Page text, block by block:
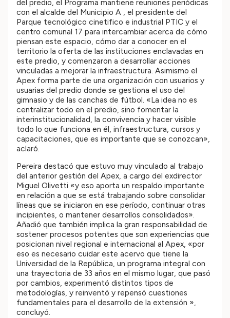
del predio, el Programa mantiene reuniones periódicas
con el alcalde del Municipio A , el presidente del
Parque tecnológico cinetifico e industrial PTIC y el
centro comunal 17 para intercambiar acerca de cómo
piensan este espacio, cómo dar a conocer en el
territorio la oferta de las instituciones enclavadas en
este predio, y comenzaron a desarrollar acciones
vinculadas a mejorar la infraestructura. Asimismo el
Apex forma parte de una organización con usuarios y
usuarias del predio donde se gestiona el uso del
gimnasio y de las canchas de fútbol. «La idea no es
centralizar todo en el predio, sino fomentar la
interinstitucionalidad, la convivencia y hacer visible
todo lo que funciona en él, infraestructura, cursos y
capacitaciones, que es importante que se conozcan»,
aclaró.
Pereira destacó que estuvo muy vinculado al trabajo
del anterior gestión del Apex, a cargo del exdirector
Miguel Olivetti «y eso aporta un respaldo importante
en relación a que se está trabajando sobre consolidar
líneas que se iniciaron en ese período, continuar otras
incipientes, o mantener desarrollos consolidados».
Añadió que también implica la gran responsabilidad de
sostener procesos potentes que son experiencias que
posicionan nivel regional e internacional al Apex, «por
eso es necesario cuidar este acervo que tiene la
Universidad de la República, un programa integral con
una trayectoria de 33 años en el mismo lugar, que pasó
por cambios, experimentó distintos tipos de
metodologías, y reinventó y repensó cuestiones
fundamentales para el desarrollo de la extensión »,
concluyó.